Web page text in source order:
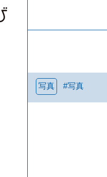
写真 #写真